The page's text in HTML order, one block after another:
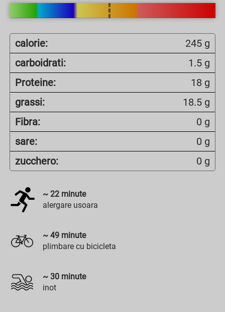
calorie:
245 g
carboidrati:
1.5 g
Proteine:
18 g
grassi:
18.5 g
Fibra:
0 g
sare:
0 g
zucchero:
0 g
~ 22 minute
alergare usoara
~ 49 minute
plimbare cu bicicleta
~ 30 minute
inot